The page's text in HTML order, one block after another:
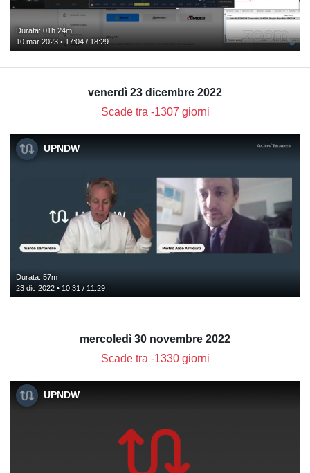
Durata: 01h 24m
10 mar 2023 • 17:04 / 18:29
venerdì 23 dicembre 2022
Scade tra -1307 giorni
UPNDW
Durata: 57m
23 dic 2022 • 10:31 / 11:29
mercoledì 30 novembre 2022
Scade tra -1330 giorni
UPNDW